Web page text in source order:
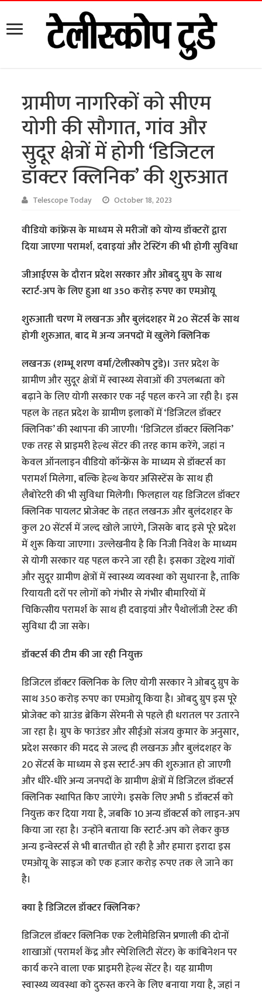
ग्रामीण नागरिकों को सीएम
योगी की सौगात, गांव और
सुदूर क्षेत्रों में होगी ‘डिजिटल
डॉक्टर क्लिनिक’ की शुरुआत
Telescope Today October 18, 2023
वीडियो कांफ्रेंस के माध्यम से मरीजों को योग्य डॉक्टरों द्वारा
दिया जाएगा परामर्श, दवाइयां और टेस्टिंग की भी होगी सुविधा
जीआईएस के दौरान प्रदेश सरकार और ओबदु ग्रुप के साथ
स्टार्ट-अप के लिए हुआ था 350 करोड़ रुपए का एमओयू
शुरुआती चरण में लखनऊ और बुलंदशहर में 20 सेंटर्स के साथ
होगी शुरुआत, बाद में अन्य जनपदों में खुलेंगे क्लिनिक
लखनऊ (शम्भू शरण वर्मा/टेलीस्कोप टुडे)।उत्तर प्रदेश के
ग्रामीण और सुदूर क्षेत्रों में स्वास्थ्य सेवाओं की उपलब्धता को
बढ़ाने के लिए योगी सरकार एक नई पहल करने जा रही है। इस
पहल के तहत प्रदेश के ग्रामीण इलाकों में ‘डिजिटल डॉक्टर
क्लिनिक’ की स्थापना की जाएगी। ‘डिजिटल डॉक्टर क्लिनिक’
एक तरह से प्राइमरी हेल्थ सेंटर की तरह काम करेंगे, जहां न
केवल ऑनलाइन वीडियो कॉन्फ्रेंस के माध्यम से डॉक्टर्स का
परामर्श मिलेगा, बल्कि हेल्थ केयर असिस्टेंस के साथ ही
लैबोरेटरी की भी सुविधा मिलेगी। फिलहाल यह डिजिटल डॉक्टर
क्लिनिक पायलट प्रोजेक्ट के तहत लखनऊ और बुलंदशहर के
कुल 20 सेंटर्स में जल्द खोले जाएंगे, जिसके बाद इसे पूरे प्रदेश
में शुरू किया जाएगा। उल्लेखनीय है कि निजी निवेश के माध्यम
से योगी सरकार यह पहल करने जा रही है। इसका उद्देश्य गांवों
और सुदूर ग्रामीण क्षेत्रों में स्वास्थ्य व्यवस्था को सुधारना है, ताकि
रियायती दरों पर लोगों को गंभीर से गंभीर बीमारियों में
चिकित्सीय परामर्श के साथ ही दवाइयां और पैथोलॉजी टेस्ट की
सुविधा दी जा सके।
डॉक्टर्स की टीम की जा रही नियुक्त
डिजिटल डॉक्टर क्लिनिक के लिए योगी सरकार ने ओबदु ग्रुप के
साथ 350 करोड़ रुपए का एमओयू किया है। ओबदु ग्रुप इस पूरे
प्रोजेक्ट को ग्राउंड ब्रेकिंग सेरेमनी से पहले ही धरातल पर उतारने
जा रहा है। ग्रुप के फाउंडर और सीईओ संजय कुमार के अनुसार,
प्रदेश सरकार की मदद से जल्द ही लखनऊ और बुलंदशहर के
20 सेंटर्स के माध्यम से इस स्टार्ट-अप की शुरुआत हो जाएगी
और धीरे-धीरे अन्य जनपदों के ग्रामीण क्षेत्रों में डिजिटल डॉक्टर्स
क्लिनिक स्थापित किए जाएंगे। इसके लिए अभी 5 डॉक्टर्स को
नियुक्त कर दिया गया है, जबकि 10 अन्य डॉक्टर्स को लाइन-अप
किया जा रहा है। उन्होंने बताया कि स्टार्ट-अप को लेकर कुछ
अन्य इन्वेस्टर्स से भी बातचीत हो रही है और हमारा इरादा इस
एमओयू के साइज को एक हजार करोड़ रुपए तक ले जाने का
है।
क्या है डिजिटल डॉक्टर क्लिनिक?
डिजिटल डॉक्टर क्लिनिक एक टेलीमेडिसिन प्रणाली की दोनों
शाखाओं (परामर्श केंद्र और स्पेशिलिटी सेंटर) के कांबिनेशन पर
कार्य करने वाला एक प्राइमरी हेल्थ सेंटर है। यह ग्रामीण
स्वास्थ्य व्यवस्था को दुरुस्त करने के लिए बनाया गया है, जहां न